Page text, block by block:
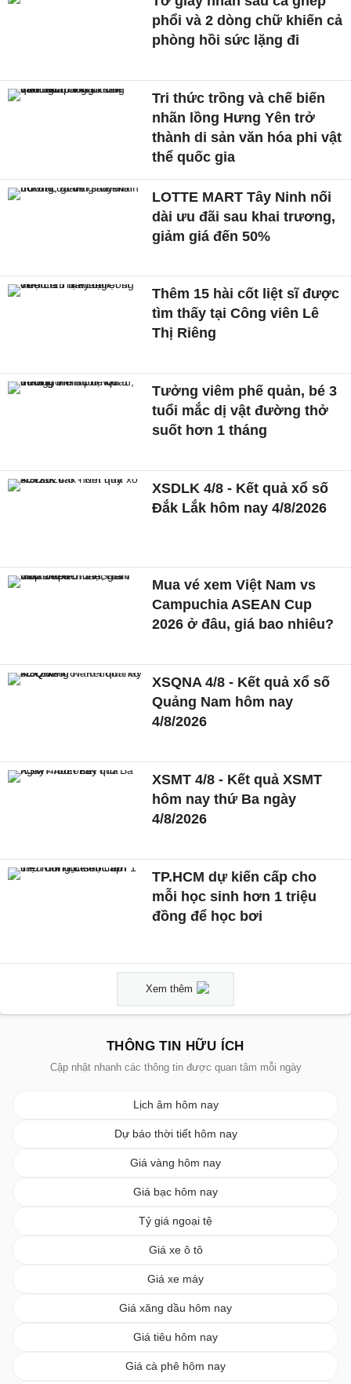
phổi và 2 dòng chữ khiến cả
phòng hồi sức lặng đi
Tri thức trồng và chế biến
nhãn lồng Hưng Yên trở
thành di sản văn hóa phi vật
thể quốc gia
LOTTE MART Tây Ninh nối
dài ưu đãi sau khai trương,
giảm giá đến 50%
Thêm 15 hài cốt liệt sĩ được
tìm thấy tại Công viên Lê
Thị Riêng
Tưởng viêm phế quản, bé 3
tuổi mắc dị vật đường thở
suốt hơn 1 tháng
XSDLK 4/8 - Kết quả xổ số
Đắk Lắk hôm nay 4/8/2026
Mua vé xem Việt Nam vs
Campuchia ASEAN Cup
2026 ở đâu, giá bao nhiêu?
XSQNA 4/8 - Kết quả xổ số
Quảng Nam hôm nay
4/8/2026
XSMT 4/8 - Kết quả XSMT
hôm nay thứ Ba ngày
4/8/2026
TP.HCM dự kiến cấp cho
mỗi học sinh hơn 1 triệu
đồng để học bơi
Xem thêm
THÔNG TIN HỮU ÍCH
Cập nhật nhanh các thông tin được quan tâm mỗi ngày
Lịch âm hôm nay
Dự báo thời tiết hôm nay
Giá vàng hôm nay
Giá bạc hôm nay
Tỷ giá ngoại tệ
Giá xe ô tô
Giá xe máy
Giá xăng dầu hôm nay
Giá tiêu hôm nay
Giá cà phê hôm nay